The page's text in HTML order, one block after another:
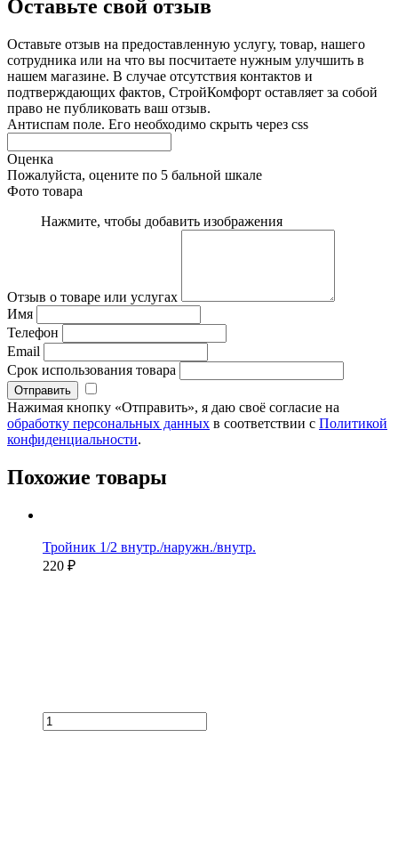
Оставьте свой отзыв
Оставьте отзыв на предоставленную услугу, товар, нашего
сотрудника или на что вы посчитаете нужным улучшить в
нашем магазине. В случае отсутствия контактов и
подтверждающих фактов, СтройКомфорт оставляет за собой
право не публиковать ваш отзыв.
Антиспам поле. Его необходимо скрыть через css
Оценка
Пожалуйста, оцените по 5 бальной шкале
Фото товара
Нажмите, чтобы добавить изображения
Отзыв о товаре или услугах
Имя
Телефон
Email
Срок использования товара
Нажимая кнопку «Отправить», я даю своё согласие на
обработку персональных данных в соответствии с Политикой
конфиденциальности.
Похожие товары
Тройник 1/2 внутр./наружн./внутр.
220 ₽